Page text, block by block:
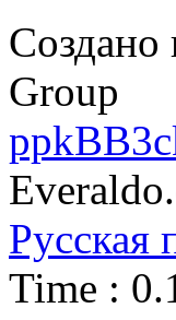
Создано
Group
Русская
Time :